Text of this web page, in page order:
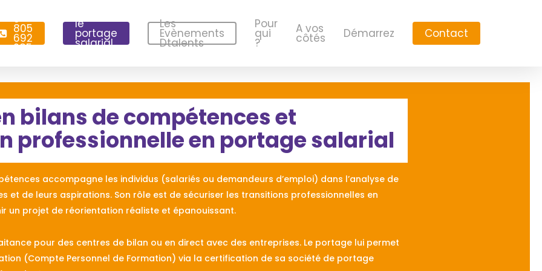
0
805
692
285
le
portage
salarial
Les
Evènements
Dtalents
Pour
qui
?
A vos
côtés Démarrez Contact
bilans de compétences et
professionnelle en portage salarial
accompagne les individus (salariés ou demandeurs d’emploi) dans l’analyse de
et de leurs aspirations. Son rôle est de sécuriser les transitions professionnelles en
un projet de réorientation réaliste et épanouissant.
pour des centres de bilan ou en direct avec des entreprises. Le portage lui permet
(Compte Personnel de Formation) via la certification de sa société de portage